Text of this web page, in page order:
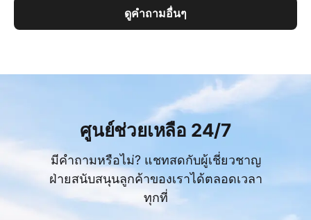
ดูคำถามอื่นๆ
ศูนย์ช่วยเหลือ 24/7
มีคำถามหรือไม่? แชทสดกับผู้เชี่ยวชาญ
ฝ่ายสนับสนุนลูกค้าของเราได้ตลอดเวลา
ทุกที่